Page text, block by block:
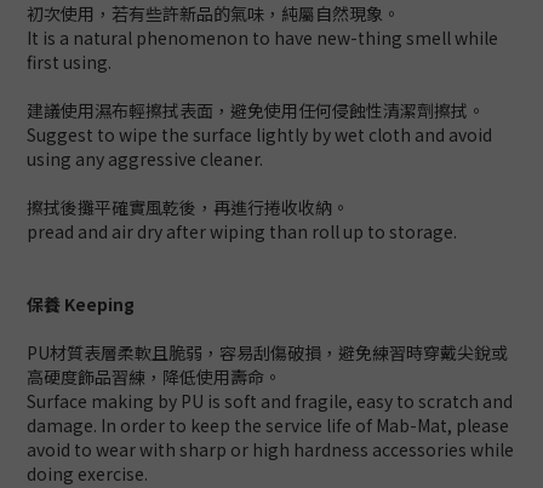
初次使用，若有些許新品的氣味，純屬自然現象。
It is a natural phenomenon to have new-thing smell while
first using.
建議使用濕布輕擦拭表面，避免使用任何侵蝕性清潔劑擦拭。
Suggest to wipe the surface lightly by wet cloth and avoid
using any aggressive cleaner.
擦拭後攤平確實風乾後，再進行捲收收納。
pread and air dry after wiping than roll up to storage.
保養 Keeping
PU材質表層柔軟且脆弱，容易刮傷破損，避免練習時穿戴尖銳或
高硬度飾品習練，降低使用壽命。
Surface making by PU is soft and fragile, easy to scratch and
damage. In order to keep the service life of Mab-Mat, please
avoid to wear with sharp or high hardness accessories while
doing exercise.